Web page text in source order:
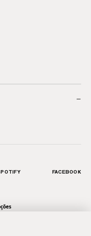
−
FACEBOOK
reservados.| Rua Anhaia, 411